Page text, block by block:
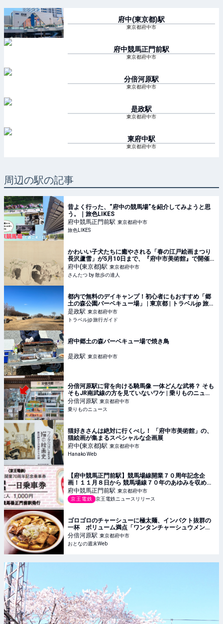
府中(東京都)駅
東京都府中市
府中競馬正門前駅
東京都府中市
分倍河原駅
東京都府中市
是政駅
東京都府中市
東府中駅
東京都府中市
周辺の駅の記事
昔よく行った、“府中の競馬場”を紹介してみようと思
う。｜旅色LIKES
府中競馬正門前駅 東京都府中市
旅色LIKES
かわいい子犬たちに癒やされる「春の江戸絵画まつり
長沢蘆雪」が5月10日まで、『府中市美術館』で開催
中！｜さんたつ by 散歩の達人
府中(東京都)駅 東京都府中市
さんたつ by 散歩の達人
都内で無料のデイキャンプ！初心者にもおすすめ「郷
土の森公園バーベキュー場」 | 東京都 | トラベルjp 旅行
ガイド
是政駅 東京都府中市
トラベルjp 旅行ガイド
府中郷土の森バーベキュー場で焼き鳥
是政駅 東京都府中市
分倍河原駅に背を向ける騎馬像 一体どんな武将？ そも
そもJR南武線の方を見ていないワケ | 乗りものニュー
ス
分倍河原駅 東京都府中市
乗りものニュース
猫好きさんは絶対に行くべし！ 「府中市美術館」の、
猫絵画が集まるスペシャルな企画展
府中(東京都)駅 東京都府中市
Hanako Web
【府中競馬正門前駅】競馬場線開業７０周年記念企
画！１１月８日から 競馬場線７０年のあゆみを収めた
記念乗車券を発売します！
府中競馬正門前駅 東京都府中市
京王電鉄
京王電鉄ニュースリリース
ゴロゴロのチャーシューに極太麺、インパクト抜群の
一杯 ボリューム満点「ワンタンチャーシュウメン」
の衝撃 - おとなの週末Web
分倍河原駅 東京都府中市
おとなの週末Web